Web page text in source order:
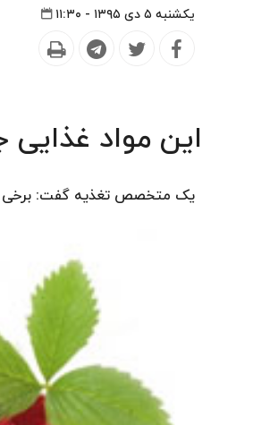
یکشنبه ۵ دی ۱۳۹۵ - ۱۱:۳۰
این مواد غذایی
یک متخصص تغذیه گفت: برخی از